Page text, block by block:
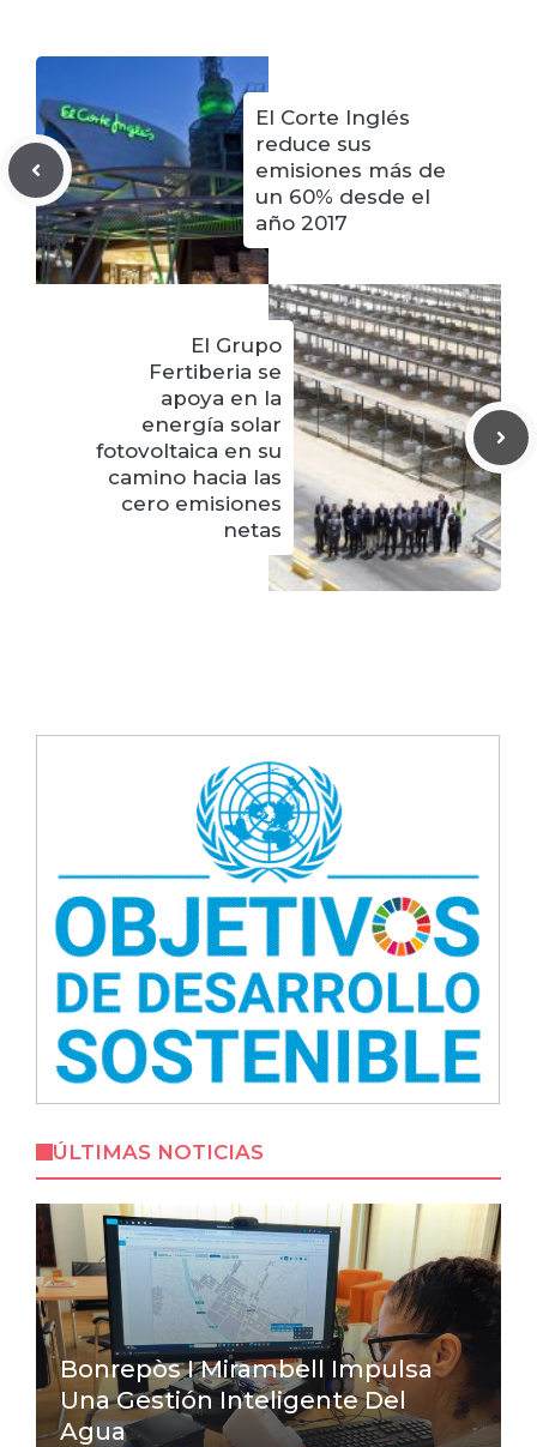
El Corte Inglés
reduce sus
emisiones más de
un 60% desde el
año 2017
El Grupo
Fertiberia se
apoya en la
energía solar
fotovoltaica en su
camino hacia las
cero emisiones
netas
ÚLTIMAS NOTICIAS
Bonrepòs I Mirambell Impulsa
Una Gestión Inteligente Del
Agua